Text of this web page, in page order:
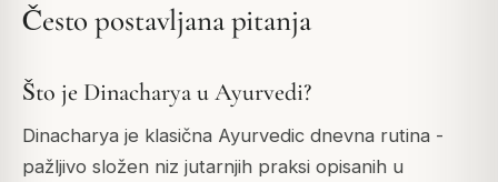
Često postavljana pitanja
Što je Dinacharya u Ayurvedi?
Dinacharya je klasična Ayurvedic dnevna rutina -
pažljivo složen niz jutarnjih praksi opisanih u